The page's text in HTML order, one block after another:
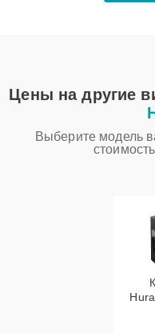
Цены на другие
Выберите модель